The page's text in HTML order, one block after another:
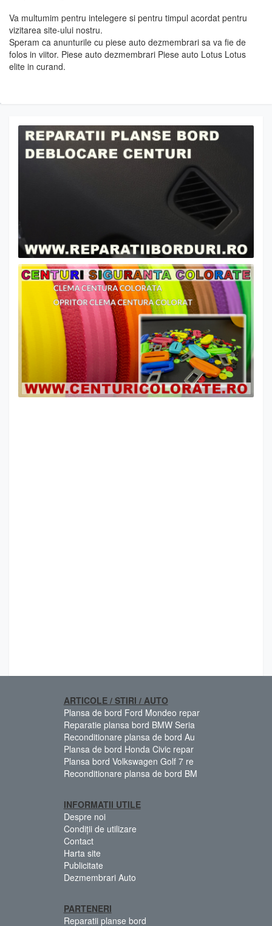
Va multumim pentru intelegere si pentru timpul acordat pentru
vizitarea site-ului nostru.
Speram ca anunturile cu piese auto dezmembrari sa va fie de
folos in viitor. Piese auto dezmembrari Piese auto Lotus Lotus
elite in curand.
ARTICOLE / STIRI / AUTO
Plansa de bord Ford Mondeo repar
Reparatie plansa bord BMW Seria
Reconditionare plansa de bord Au
Plansa de bord Honda Civic repar
Plansa bord Volkswagen Golf 7 re
Reconditionare plansa de bord BM
INFORMATII UTILE
Despre noi
Condiții de utilizare
Contact
Harta site
Publicitate
Dezmembrari Auto
PARTENERI
Reparatii planse bord